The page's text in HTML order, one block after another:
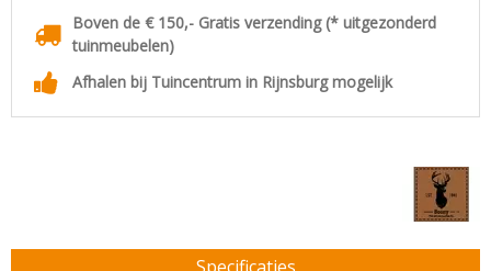
Boven de € 150,- Gratis verzending (* uitgezonderd
tuinmeubelen)
Afhalen bij Tuincentrum in Rijnsburg mogelijk